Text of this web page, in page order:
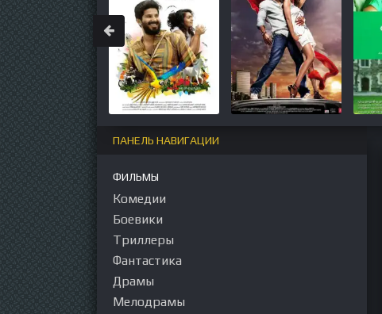
ПАНЕЛЬ НАВИГАЦИИ
ФИЛЬМЫ
Комедии
Боевики
Триллеры
Фантастика
Драмы
Мелодрамы